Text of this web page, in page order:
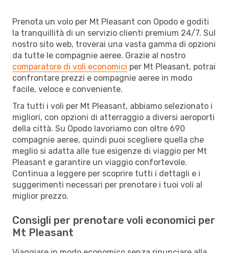
Prenota un volo per Mt Pleasant con Opodo e goditi
la tranquillità di un servizio clienti premium 24/7. Sul
nostro sito web, troverai una vasta gamma di opzioni
da tutte le compagnie aeree. Grazie al nostro
comparatore di voli economici per Mt Pleasant, potrai
confrontare prezzi e compagnie aeree in modo
facile, veloce e conveniente.
Tra tutti i voli per Mt Pleasant, abbiamo selezionato i
migliori, con opzioni di atterraggio a diversi aeroporti
della città. Su Opodo lavoriamo con oltre 690
compagnie aeree, quindi puoi scegliere quella che
meglio si adatta alle tue esigenze di viaggio per Mt
Pleasant e garantire un viaggio confortevole.
Continua a leggere per scoprire tutti i dettagli e i
suggerimenti necessari per prenotare i tuoi voli al
miglior prezzo.
Consigli per prenotare voli economici per
Mt Pleasant